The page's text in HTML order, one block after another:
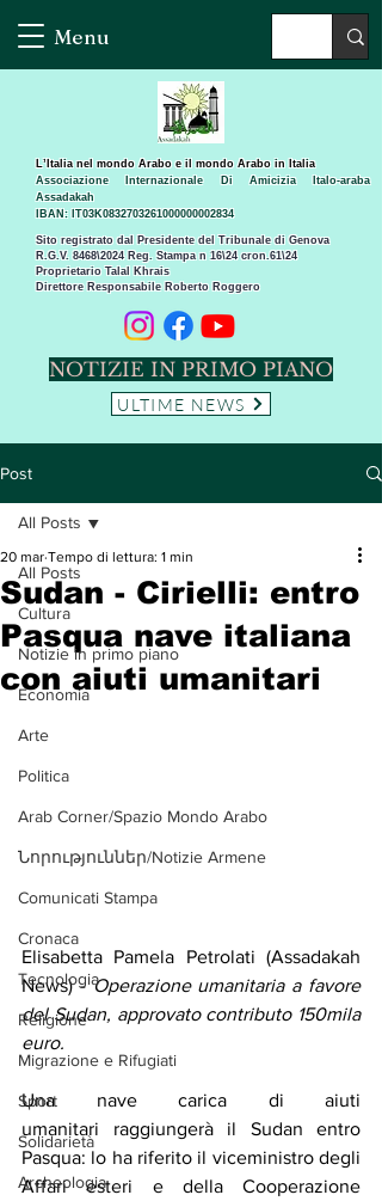
Menu
Sito registrato dal Presidente del Tribunale di Genova
R.G.V. 8468\2024 Reg. Stampa n 16\24 cron.61\24 ​
Proprietario Talal Khrais
Direttore Responsabile Roberto Roggero
L’Italia nel mondo Arabo e il mondo Arabo in Italia
Associazione Internazionale Di Amicizia Italo-araba
Assadakah
IBAN: IT03K0832703261000000002834
NOTIZIE IN PRIMO PIANO
ULTIME NEWS
Post
All Posts
Cultura
Notizie in primo piano
Economia
Arte
Politica
Arab Corner/Spazio Mondo Arabo
Նորություններ/Notizie Armene
Comunicati Stampa
Cronaca
Tecnologia
Religione
Migrazione e Rifugiati
Sport
Solidarietà
Archeologia
All Posts
Sudan - Cirielli: entro
Pasqua nave italiana
con aiuti umanitari
20 mar Tempo di lettura: 1 min
Elisabetta Pamela Petrolati (Assadakah
News) - Operazione umanitaria a favore
del Sudan, approvato contributo 150mila
euro.
Una nave carica di aiuti
umanitari raggiungerà il Sudan entro
Pasqua: lo ha riferito il viceministro degli
Affari esteri e della Cooperazione